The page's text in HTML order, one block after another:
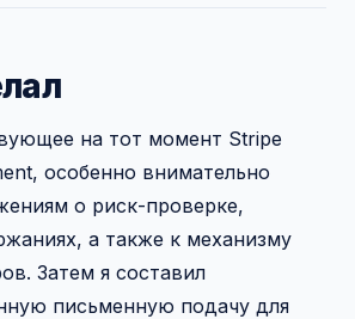
на тот момент Stripe
особенно внимательно
о риск-проверке,
а также к механизму
Затем я составил
письменную подачу для